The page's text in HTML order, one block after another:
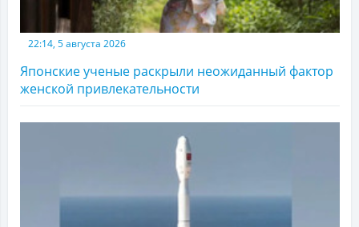
22:14, 5 августа 2026
Японские ученые раскрыли неожиданный фактор
женской привлекательности